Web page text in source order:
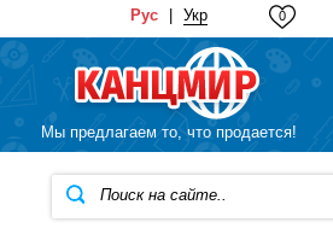
Рус Укр 0
Мы предлагаем то, что продается!